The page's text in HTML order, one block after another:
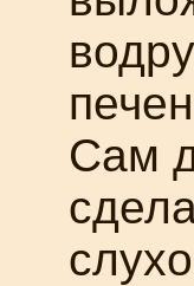
Сам